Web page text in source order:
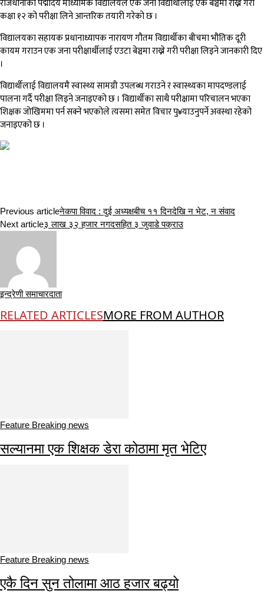
राजधानीको पद्मोदय माध्यमिक विद्यालयले एक जना विद्यार्थीलाई एक बेञ्चमा राख्ने गरी
कक्षा १२ को परीक्षा लिने आन्तरिक तयारी गरेको छ ।
विद्यालयका सहायक प्रधानाध्यापक नारायण गौतम विद्यार्थीका बीचमा भौतिक दूरी
कायम गराउन एक जना परीक्षार्थीलाई एउटा बेञ्चमा राख्ने गरी परीक्षा लिइने जानकारी दिए
।
विद्यार्थीलाई विद्यालयमै स्वास्थ्य सामग्री उपलब्ध गराउने र स्वास्थ्यका मापदण्डलाई
पालना गर्दै परीक्षा लिइने जनाइएको छ । विद्यार्थीका साथै परीक्षामा परिचालन भएका
शिक्षक जोखिममा पर्न सक्ने भएकोले त्यसमा समेत विचार पु¥याउनुपर्ने अवस्था रहेको
जनाइएको छ ।
Previous articleनेकपा विवाद : दुई अध्यक्षबीच ११ दिनदेखि न भेट, न संवाद
Next article३ लाख ३२ हजार नगदसहित ३ जुवाडे पक्राउ
इन्द्रेणी समाचारदाता
RELATED ARTICLESMORE FROM AUTHOR
Feature Breaking news
सल्यानमा एक शिक्षक डेरा कोठामा मृत भेटिए
Feature Breaking news
एकै दिन सुन तोलामा आठ हजार बढ्यो